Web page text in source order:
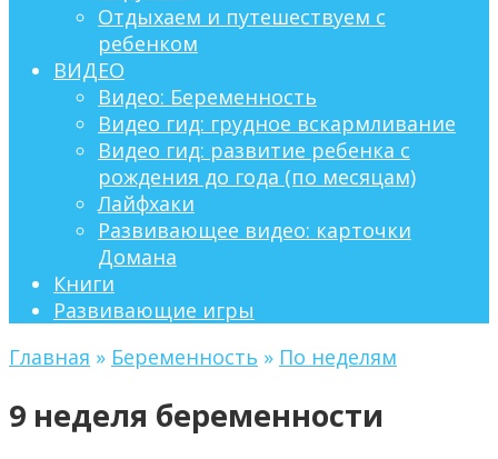
Отдыхаем и путешествуем с
ребенком
ВИДЕО
Видео: Беременность
Видео гид: грудное вскармливание
Видео гид: развитие ребенка с
рождения до года (по месяцам)
Лайфхаки
Развивающее видео: карточки
Домана
Книги
Развивающие игры
Главная » Беременность » По неделям
9 неделя беременности